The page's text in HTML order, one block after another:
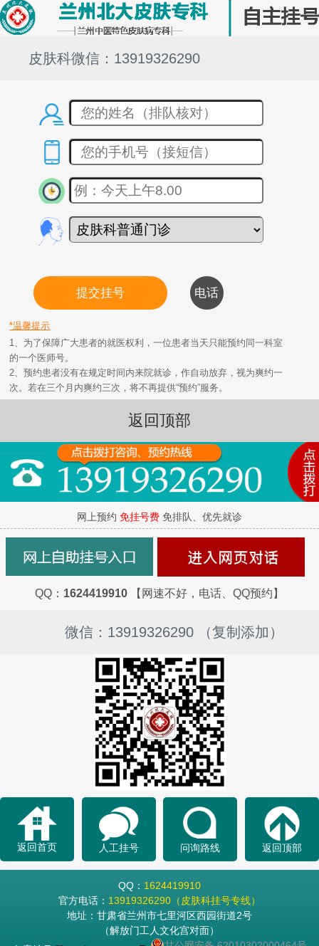
皮肤科微信：13919326290
*温馨提示
1、为了保障广大患者的就医权利，一位患者当天只能预约同一科室
的一个医师号。
2、预约患者没有在规定时间内来院就诊，作自动放弃，视为爽约一
次。若在三个月内爽约三次，将不再提供“预约”服务。
返回顶部
网上预约 免挂号费 免排队、优先就诊
QQ： 1624419910 【网速不好，电话、QQ预约】
微信：13919326290 （复制添加）
返回首页 人工挂号 问询路线 返回顶部
QQ： 1624419910
官方电话： 13919326290（皮肤科挂号专线）
地址：甘肃省兰州市七里河区西园街道2号
（解放门工人文化宫对面）